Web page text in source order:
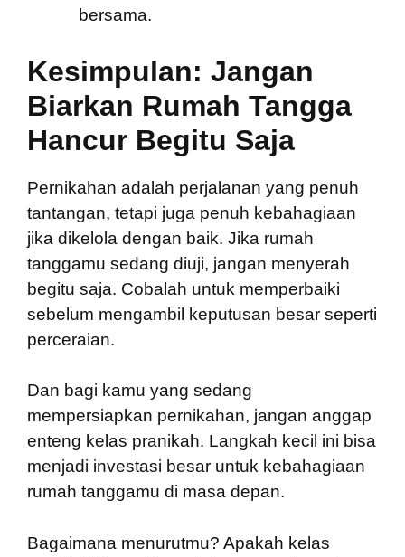
bersama.
Kesimpulan: Jangan
Biarkan Rumah Tangga
Hancur Begitu Saja
Pernikahan adalah perjalanan yang penuh
tantangan, tetapi juga penuh kebahagiaan
jika dikelola dengan baik. Jika rumah
tanggamu sedang diuji, jangan menyerah
begitu saja. Cobalah untuk memperbaiki
sebelum mengambil keputusan besar seperti
perceraian.
Dan bagi kamu yang sedang
mempersiapkan pernikahan, jangan anggap
enteng kelas pranikah. Langkah kecil ini bisa
menjadi investasi besar untuk kebahagiaan
rumah tanggamu di masa depan.
Bagaimana menurutmu? Apakah kelas